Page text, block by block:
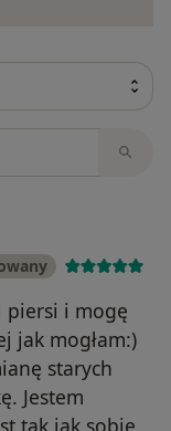
piersi i mogę
jak mogłam:)
starych
Jestem
tak jak sobie